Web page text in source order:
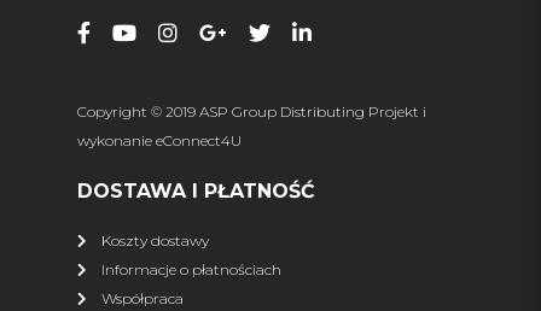
Dystanse Zrywki
Osłona napędu Dachy
DLA QUADOWCA
Copyright © 2019 ASP Group Distributing Projekt i
wykonanie eConnect4U
DOSTAWA I PŁATNOŚĆ
Koszty dostawy
Informacje o płatnościach
Współpraca